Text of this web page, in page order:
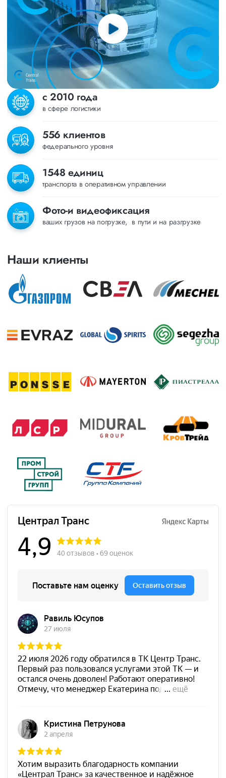
с 2010 года
в сфере логистики
556 клиентов
федерального уровня
1548 единиц
транспорта в оперативном управлении
Фото-и видеофиксация
ваших грузов на погрузке, в пути и на разгрузке
Наши клиенты